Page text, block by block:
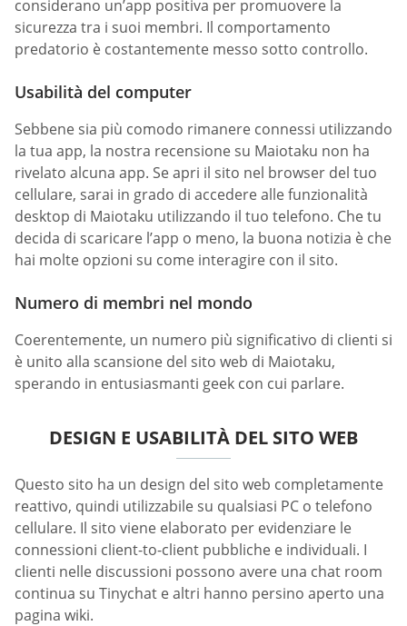
considerano un’app positiva per promuovere la
sicurezza tra i suoi membri. Il comportamento
predatorio è costantemente messo sotto controllo.
Usabilità del computer
Sebbene sia più comodo rimanere connessi utilizzando
la tua app, la nostra recensione su Maiotaku non ha
rivelato alcuna app. Se apri il sito nel browser del tuo
cellulare, sarai in grado di accedere alle funzionalità
desktop di Maiotaku utilizzando il tuo telefono. Che tu
decida di scaricare l’app o meno, la buona notizia è che
hai molte opzioni su come interagire con il sito.
Numero di membri nel mondo
Coerentemente, un numero più significativo di clienti si
è unito alla scansione del sito web di Maiotaku,
sperando in entusiasmanti geek con cui parlare.
DESIGN E USABILITÀ DEL SITO WEB
Questo sito ha un design del sito web completamente
reattivo, quindi utilizzabile su qualsiasi PC o telefono
cellulare. Il sito viene elaborato per evidenziare le
connessioni client-to-client pubbliche e individuali. I
clienti nelle discussioni possono avere una chat room
continua su Tinychat e altri hanno persino aperto una
pagina wiki.